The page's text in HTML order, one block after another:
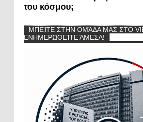
του κόσμου;
ΜΠΕΊΤΕ ΣΤΗΝ ΟΜΆΔΑ ΜΑΣ ΣΤΟ
ΕΝΗΜΕΡΩΘΕΊΤΕ ΆΜΕΣΑ!